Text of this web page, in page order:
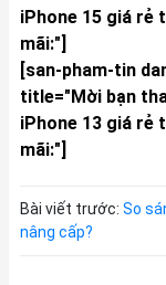
iPhone 15 giá rẻ
mãi:"]
[san-pham-tin
title="Mời bạn
iPhone 13 giá rẻ
mãi:"]
Bài viết trước: So
nâng cấp?